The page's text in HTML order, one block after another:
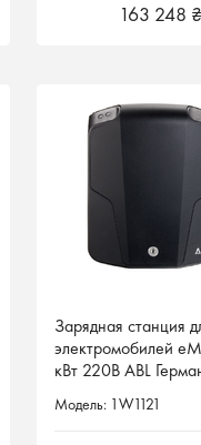
163 248 ₴
163 248 ₴
Зарядная станция
электромобилей
кВт 220В ABL
Модель: 1W1121
Зарядная станция
электромобилей
кВт 220В ABL
Модель: 1W1121